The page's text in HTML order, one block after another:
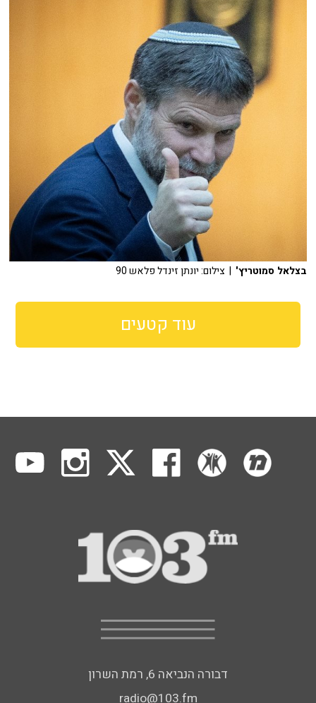
בצלאל סמוטריץ' | צילום: יונתן זינדל פלאש 90
עוד קטעים
דבורה הנביאה 6, רמת השרון
radio@103.fm